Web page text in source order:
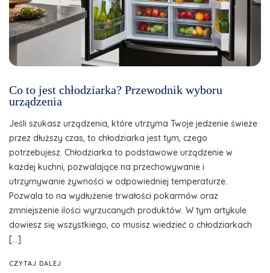
Co to jest chłodziarka? Przewodnik wyboru
urządzenia
Jeśli szukasz urządzenia, które utrzyma Twoje jedzenie świeże
przez dłuższy czas, to chłodziarka jest tym, czego
potrzebujesz. Chłodziarka to podstawowe urządzenie w
każdej kuchni, pozwalające na przechowywanie i
utrzymywanie żywności w odpowiedniej temperaturze.
Pozwala to na wydłużenie trwałości pokarmów oraz
zmniejszenie ilości wyrzucanych produktów. W tym artykule
dowiesz się wszystkiego, co musisz wiedzieć o chłodziarkach
[…]
CZYTAJ DALEJ